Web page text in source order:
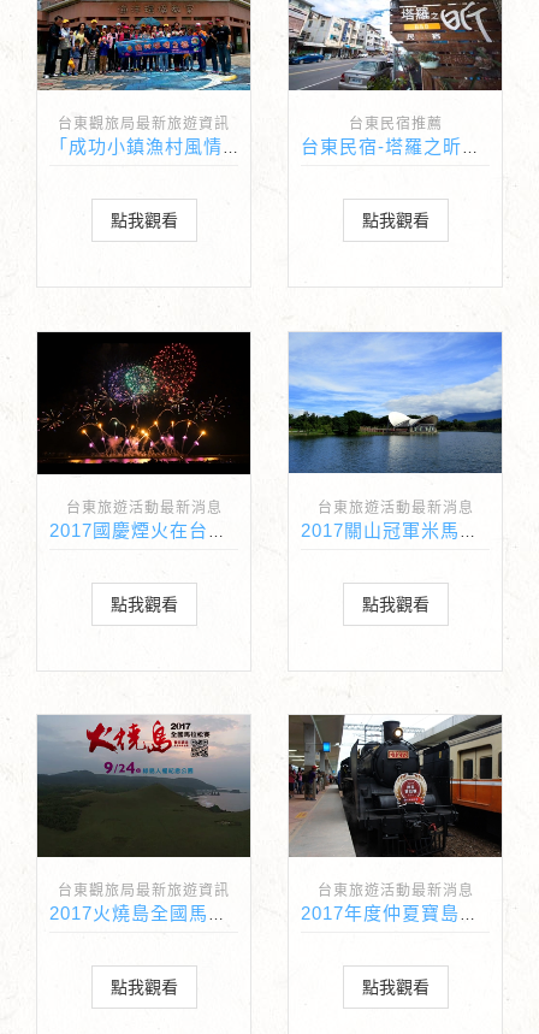
台東觀旅局最新旅遊資訊
「成功小鎮漁村風情之旅」遊程即日起開放預約
點我觀看
台東民宿推薦
台東民宿-塔羅之昕雙人住宿免費抽！活動詳情
點我觀看
台東旅遊活動最新消息
點我觀看
台東旅遊活動最新消息
點我觀看
台東觀旅局最新旅遊資訊
2017火燒島全國馬拉松賽即日起開放報名囉~
點我觀看
台東旅遊活動最新消息
2017年度仲夏寶島號(玉里→台東行程)即日起開放訂票!
點我觀看